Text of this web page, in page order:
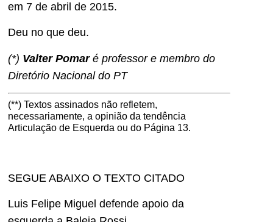
em 7 de abril de 2015.
Deu no que deu.
(*) Valter Pomaré professor e membro do
Diretório Nacional do PT
(**) Textos assinados não refletem,
necessariamente, a opinião da tendência
Articulação de Esquerda ou do Página 13.
SEGUE ABAIXO O TEXTO CITADO
Luis Felipe Miguel defende apoio da